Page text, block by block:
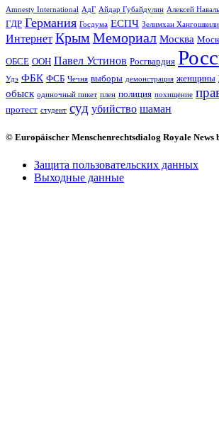
Amnesty International АдГ Айдар Губайдулин Алексей
ГДР Германия Госдума ЕСПЧ Зелимхан Хангошвили
Интернет Крым Мемориал Москва
ОБСЕ ООН Павел Устинов Росгвардия
Удэ ФБК ФСБ Чечня выборы демонстрация женщины
обыск одиночный пикет плен полиция похищение
протест студент суд убийство шаман
© Europäischer Menschenrechtsdialog Royale News
Защита пользовательских данных
Выходные данные